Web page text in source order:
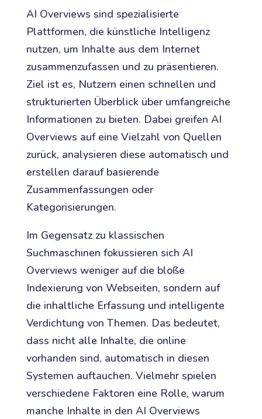
AI Overviews sind spezialisierte
Plattformen, die künstliche Intelligenz
nutzen, um Inhalte aus dem Internet
zusammenzufassen und zu präsentieren.
Ziel ist es, Nutzern einen schnellen und
strukturierten Überblick über umfangreiche
Informationen zu bieten. Dabei greifen AI
Overviews auf eine Vielzahl von Quellen
zurück, analysieren diese automatisch und
erstellen darauf basierende
Zusammenfassungen oder
Kategorisierungen.
Im Gegensatz zu klassischen
Suchmaschinen fokussieren sich AI
Overviews weniger auf die bloße
Indexierung von Webseiten, sondern auf
die inhaltliche Erfassung und intelligente
Verdichtung von Themen. Das bedeutet,
dass nicht alle Inhalte, die online
vorhanden sind, automatisch in diesen
Systemen auftauchen. Vielmehr spielen
verschiedene Faktoren eine Rolle, warum
manche Inhalte in den AI Overviews